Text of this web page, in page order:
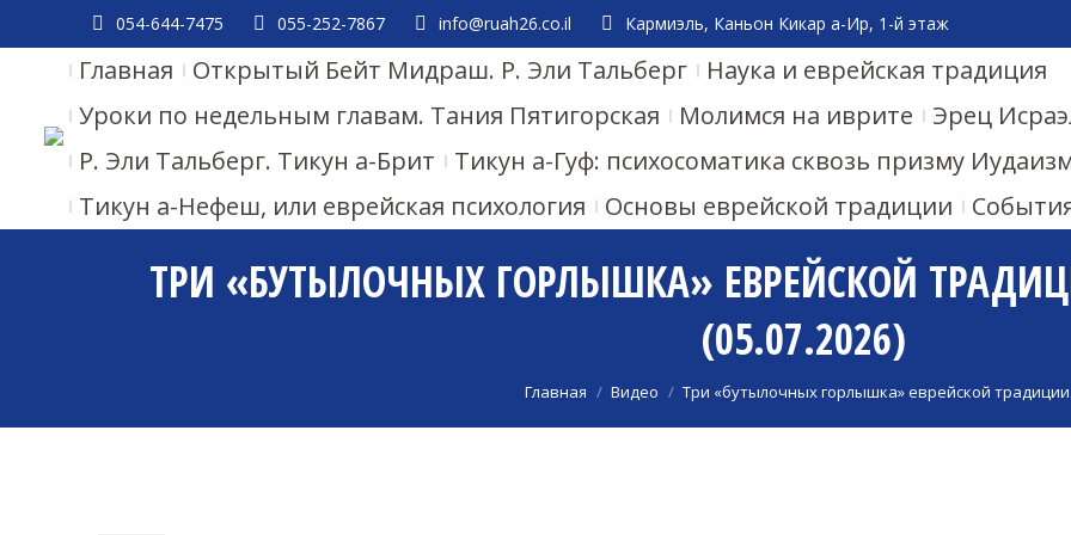
054-644-7475 055-252-7867 info@ruah26.co.il Кармиэль, Каньон Кикар а-Ир, 1-й этаж
Главная Открытый Бейт Мидраш. Р. Эли Тальберг
Наука и еврейская традиция
Уроки по недельным главам. Тания Пятигорская
Молимся на иврите
Эрец
Р. Эли Тальберг. Тикун а-Брит
Тикун а-Гуф: психосоматика сквозь призму
Тикун а-Нефеш, или еврейская психология
Основы еврейской традиции
ТРИ «БУТЫЛОЧНЫХ ГОРЛЫШКА» ЕВРЕЙСКОЙ
(05.07.2026)
Вы здесь:
Главная Видео Три «бутылочных горлышка» еврейской